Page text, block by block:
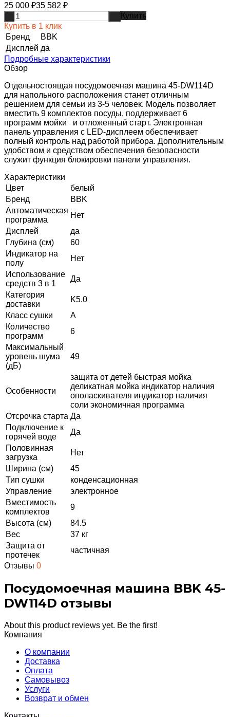
25 000 ₽35 582 ₽
Купить
Купить в 1 клик
Бренд
BBK
Дисплей да
Подробные характеристики
Обзор
Отдельностоящая посудомоечная машина 45-DW114D
для напольного расположения станет отличным
решением для семьи из 3-5 человек. Модель позволяет
вместить 9 комплектов посуды, поддерживает 6
программ мойки и отложенный старт. Электронная
панель управления с LED-дисплеем обеспечивает
полный контроль над работой прибора. Дополнительным
удобством и средством обеспечения безопасности
служит функция блокировки панели управления.
Характеристики
Цвет
белый
Бренд
BBK
Автоматическая
программа
Нет
Дисплей
да
Глубина (см)
60
Индикатор на
полу
Нет
Использование
средств 3 в 1
Да
Категория
доставки
K5.0
Класс сушки
A
Количество
программ
6
Максимальный
уровень шума
(дБ)
49
Особенности
защита от детей быстрая мойка
деликатная мойка индикатор наличия
ополаскивателя индикатор наличия
соли экономичная программа
Отсрочка старта Да
Подключение к
горячей воде
Да
Половинная
загрузка
Нет
Ширина (см)
45
Тип сушки
конденсационная
Управление
электронное
Вместимость
комплектов
9
Высота (см)
84.5
Вес
37 кг
Защита от
протечек
частичная
Отзывы 0
Посудомоечная машина BBK 45-
DW114D отзывы
About this product reviews yet. Be the first!
Компания
О компании
Доставка
Оплата
Самовывоз
Услуги
Возврат и обмен